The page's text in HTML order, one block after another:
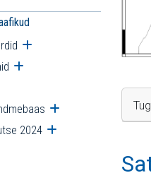
Ava alammenüü
Ava alammenüü
Ava alammenüü
2024 Ava alammenüü